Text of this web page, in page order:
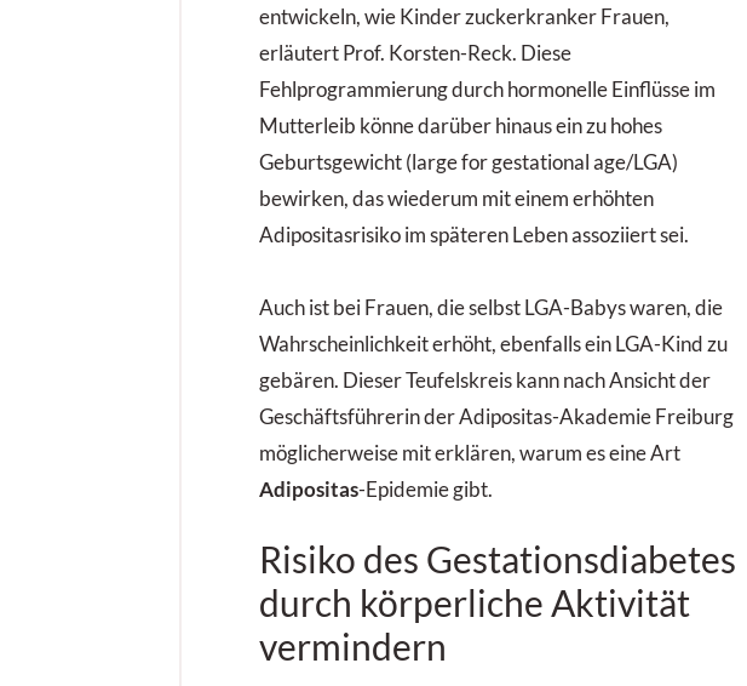
entwickeln, wie Kinder zuckerkranker Frauen,
erläutert Prof. Korsten-Reck. Diese
Fehlprogrammierung durch hormonelle Einflüsse im
Mutterleib könne darüber hinaus ein zu hohes
Geburtsgewicht (large for gestational age/LGA)
bewirken, das wiederum mit einem erhöhten
Adipositasrisiko im späteren Leben assoziiert sei.
Auch ist bei Frauen, die selbst LGA-Babys waren, die
Wahrscheinlichkeit erhöht, ebenfalls ein LGA-Kind zu
gebären. Dieser Teufelskreis kann nach Ansicht der
Geschäftsführerin der Adipositas-Akademie Freiburg
möglicherweise mit erklären, warum es eine Art
Adipositas-Epidemie gibt.
Risiko des Gestationsdiabetes
durch körperliche Aktivität
vermindern